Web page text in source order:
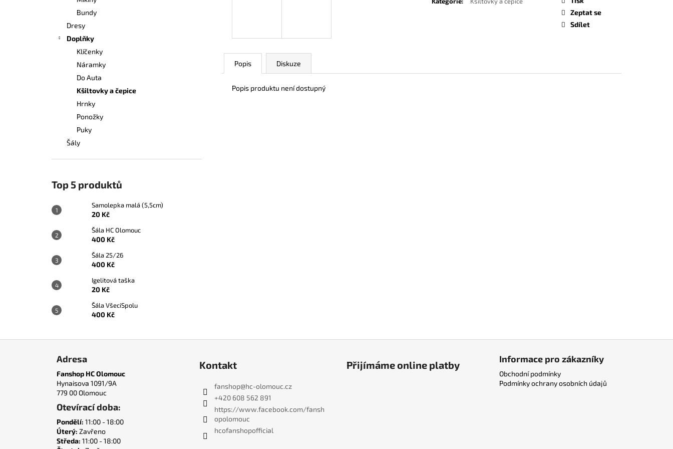
Bundy
Dresy
Doplňky
Klíčenky
Náramky
Do Auta
Kšiltovky a čepice
Hrnky
Ponožky
Puky
Šály
Top 5 produktů
Samolepka malá (5,5cm)
20 Kč
Šála HC Olomouc
400 Kč
Šála 25/26
400 Kč
Igelitová taška
20 Kč
Šála VšeciSpolu
400 Kč
Zeptat se
Sdílet
Popis Diskuze
Popis produktu není dostupný
Adresa
Fanshop HC Olomouc
Hynaisova 1091/9A
779 00 Olomouc
Otevírací doba:
Pondělí: 11:00 - 18:00
Úterý: Zavřeno
Středa: 11:00 - 18:00
Kontakt
fanshop@hc-olomouc.cz
+420 608 562 891
https://www.facebook.com/fansh
opolomouc
hcofanshopofficial
Přijímáme online platby Informace pro zákazníky
Obchodní podmínky
Podmínky ochrany osobních údajů